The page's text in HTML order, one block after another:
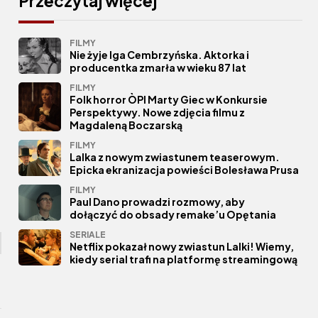
FILMY
Nie żyje Iga Cembrzyńska. Aktorka i
producentka zmarła w wieku 87 lat
FILMY
Folk horror ÒPI Marty Giec w Konkursie
Perspektywy. Nowe zdjęcia filmu z
Magdaleną Boczarską
FILMY
Lalka z nowym zwiastunem teaserowym.
Epicka ekranizacja powieści Bolesława Prusa
FILMY
Paul Dano prowadzi rozmowy, aby
dołączyć do obsady remake’u Opętania
SERIALE
Netflix pokazał nowy zwiastun Lalki! Wiemy,
kiedy serial trafi na platformę streamingową